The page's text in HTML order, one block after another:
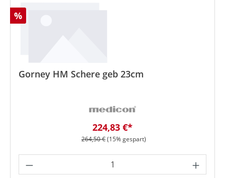
Rabatt
%
Gorney HM Schere geb 23cm
Verkaufspreis:
224,83 €*
Regulärer Preis:
264,50 €(15% gespart)
Produkt Anzahl: Gib den